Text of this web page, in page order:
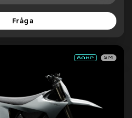
Fråga
SM